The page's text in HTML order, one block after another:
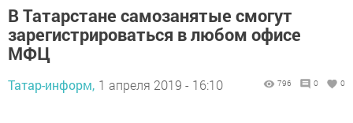
В Татарстане самозанятые смогут
зарегистрироваться в любом офисе
МФЦ
Татар-информ, 1 апреля 2019 - 16:10 796 0 0